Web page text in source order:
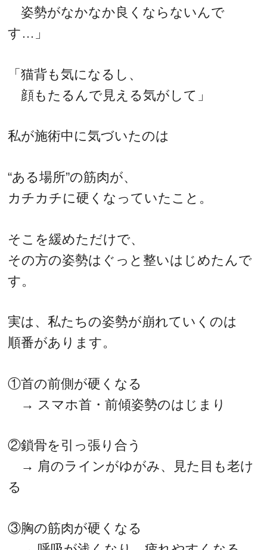
姿勢がなかなか良くならないんで
す…」
「猫背も気になるし、
顔もたるんで見える気がして」
私が施術中に気づいたのは
“ある場所”の筋肉が、
カチカチに硬くなっていたこと。
そこを緩めただけで、
その方の姿勢はぐっと整いはじめたんで
す。
実は、私たちの姿勢が崩れていくのは
順番があります。
①首の前側が硬くなる
→ スマホ首・前傾姿勢のはじまり
②鎖骨を引っ張り合う
→ 肩のラインがゆがみ、見た目も老け
る
③胸の筋肉が硬くなる